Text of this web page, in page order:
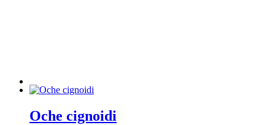
Oche cignoidi